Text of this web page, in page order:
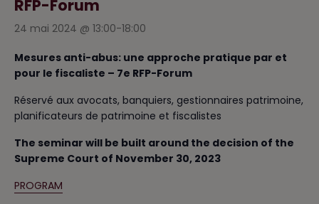
RFP-Forum
24 mai 2024 @ 13:00-18:00
Mesures anti-abus: une approche pratique par et
pour le fiscaliste – 7e RFP-Forum
Réservé aux avocats, banquiers, gestionnaires patrimoine,
planificateurs de patrimoine et fiscalistes
The seminar will be built around the decision of the
Supreme Court of November 30, 2023
PROGRAM